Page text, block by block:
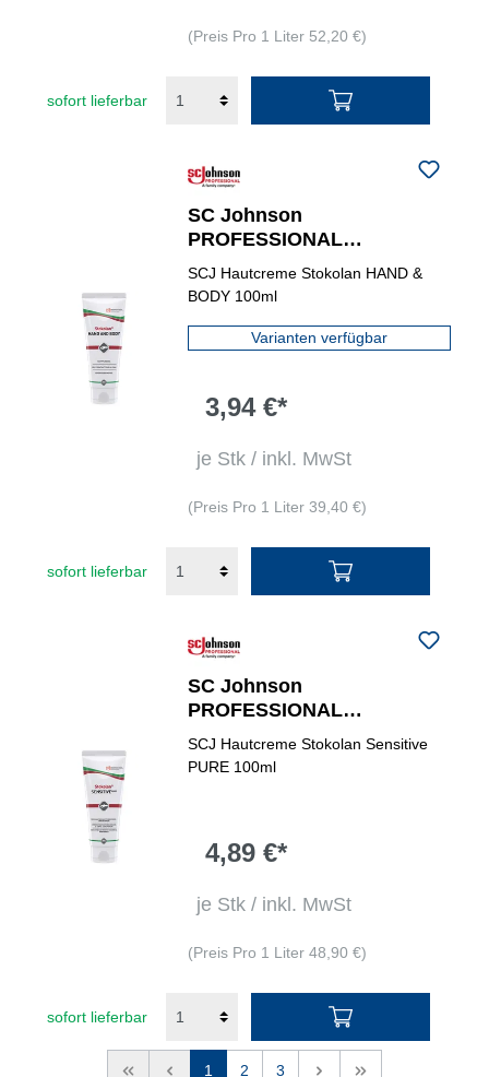
(Preis Pro 1 Liter 52,20 €)
sofort lieferbar
SC Johnson
PROFESSIONAL
Hautpflegecreme Stokolan®
HAND & BODY 0,1 l
SCJ Hautcreme Stokolan HAND &
BODY 100ml
Varianten verfügbar
3,94 €*
je Stk / inkl. MwSt
(Preis Pro 1 Liter 39,40 €)
sofort lieferbar
SC Johnson
PROFESSIONAL
Hautpflegecreme Stokolan®
Sensitive PURE 0,1 l
SCJ Hautcreme Stokolan Sensitive
PURE 100ml
4,89 €*
je Stk / inkl. MwSt
(Preis Pro 1 Liter 48,90 €)
sofort lieferbar
<< < 1 2 3 > >>